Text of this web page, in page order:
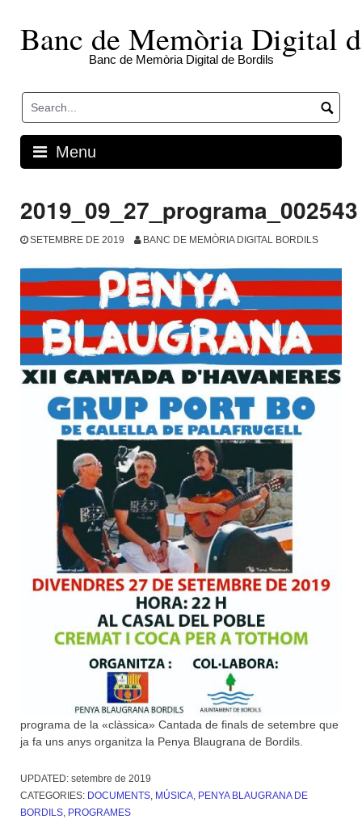
contentBanc de Memòria Digital
Banc de Memòria Digital de Bordils
Menu
2019_09_27_programa_002543
SETEMBRE DE 2019 BANC DE MEMÒRIA DIGITAL BORDILS
programa de la «clàssica» Cantada de finals de setembre que
ja fa uns anys organitza la Penya Blaugrana de Bordils.
UPDATED: setembre de 2019
CATEGORIES: DOCUMENTS, MÚSICA, PENYA BLAUGRANA DE
BORDILS, PROGRAMES